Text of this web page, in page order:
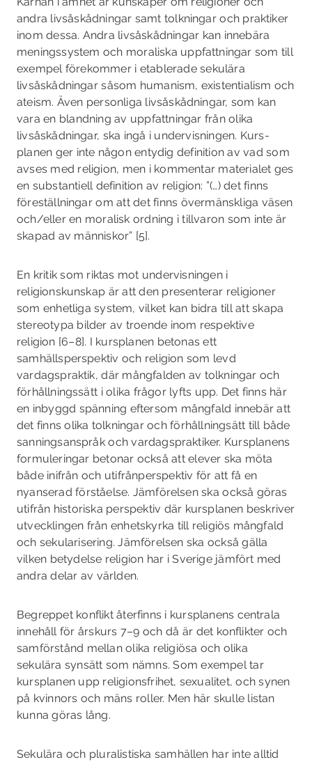
andra livsåskådningar samt tolk­ningar och praktiker
inom dessa. Andra livsåskådningar kan innebära
meningssystem och moraliska uppfattningar som till
exempel förekommer i etablerade sekulära
livsåskådningar såsom humanism, existentialism och
ateism. Även personliga livsåskådningar, som kan
vara en blandning av uppfattningar från olika
livsåskådningar, ska ingå i undervisningen. Kurs­
planen ger inte någon entydig definition av vad som
avses med religion, men i kommentar­ materialet ges
en substantiell definition av religion: ”(…) det finns
föreställningar om att det finns övermänskliga väsen
och/eller en moralisk ordning i tillvaron som inte är
skapad av människor” [5].
En kritik som riktas mot undervisningen i
religionskunskap är att den presenterar religioner
som enhetliga system, vilket kan bidra till att skapa
stereotypa bilder av troende inom respektive
religion [6–8]. I kursplanen betonas ett
samhällsperspektiv och religion som levd
vardagspraktik, där mångfalden av tolkningar och
förhållningssätt i olika frågor lyfts upp. Det finns här
en inbyggd spänning eftersom mångfald innebär att
det finns olika tolkningar och förhållningsätt till både
sanningsanspråk och vardagspraktiker. Kursplanens
formuleringar betonar också att elever ska möta
både inifrån­ och utifrånperspektiv för att få en
nyanserad förståelse. Jämförelsen ska också göras
utifrån historiska perspektiv där kursplanen beskriver
utvecklingen från enhetskyrka till religiös mångfald
och sekularisering. Jämförelsen ska också gälla
vilken betydelse religion har i Sverige jämfört med
andra delar av världen.
Begreppet konflikt återfinns i kursplanens centrala
innehåll för årskurs 7–9 och då är det konflikter och
samförstånd mellan olika religiösa och olika
sekulära synsätt som nämns. Som exempel tar
kursplanen upp religionsfrihet, sexualitet, och synen
på kvinnors och mäns roller. Men här skulle listan
kunna göras lång.
Sekulära och pluralistiska samhällen har inte alltid